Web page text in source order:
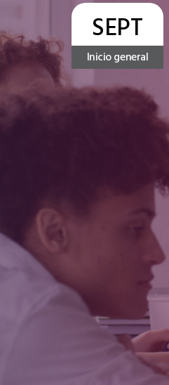
SEPT
Inicio general